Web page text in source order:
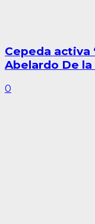
Cepeda activa
Abelardo De la
0